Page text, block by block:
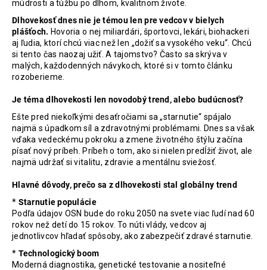
múdrosti a túžbu po dlhom, kvalitnom živote.
Dlhovekosť dnes nie je témou len pre vedcov v bielych
plášťoch. Hovoria o nej miliardári, športovci, lekári, biohackeri
aj ľudia, ktorí chcú viac než len „dožiť sa vysokého veku“. Chcú
si tento čas naozaj užiť. A tajomstvo? Často sa skrýva v
malých, každodenných návykoch, ktoré si v tomto článku
rozoberieme.
Je téma dlhovekosti len novodobý trend, alebo budúcnosť?
Ešte pred niekoľkými desaťročiami sa „starnutie“ spájalo
najmä s úpadkom síl a zdravotnými problémami. Dnes sa však
vďaka vedeckému pokroku a zmene životného štýlu začína
písať nový príbeh. Príbeh o tom, ako si nielen predĺžiť život, ale
najmä udržať si vitalitu, zdravie a mentálnu sviežosť.
Hlavné dôvody, prečo sa z dlhovekosti stal globálny trend
* Starnutie populácie
Podľa údajov OSN bude do roku 2050 na svete viac ľudí nad 60
rokov než detí do 15 rokov. To núti vlády, vedcov aj
jednotlivcov hľadať spôsoby, ako zabezpečiť zdravé starnutie.
* Technologický boom
Moderná diagnostika, genetické testovanie a nositeľné
u
j
e
t
e
n
á
j
s
ť
?
HĽADAŤ